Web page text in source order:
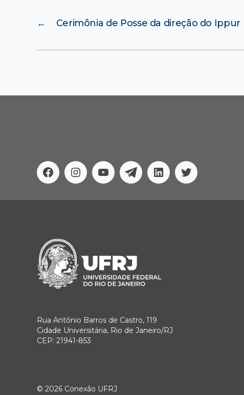
← Cerimônia de Posse da direção do Ippur
FacebookInstagram
YoutubeTelegramLinkedinTwitter
Rua Antônio Barros de Castro, 119
Cidade Universitária, Rio de Janeiro/RJ
CEP: 21941-853
© 2026 Conexão UFRJ